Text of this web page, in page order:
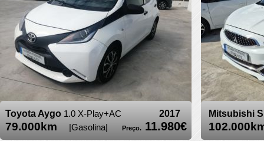
Mitsubishi
Toyota Aygo 1.0 X-Play+AC 2017
79.000km |Gasolina| Preço. 11.980€